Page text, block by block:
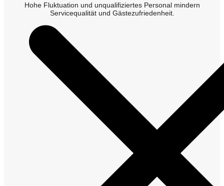
Hohe Fluktuation und unqualifiziertes Personal mindern
Servicequalität und Gästezufriedenheit.